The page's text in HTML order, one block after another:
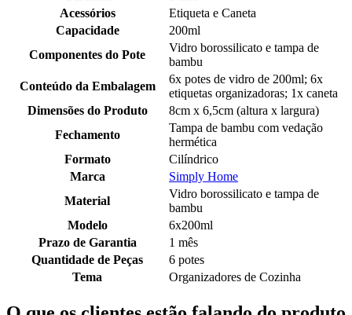
Acessórios
Etiqueta e Caneta
Capacidade
200ml
Componentes do Pote
Vidro borossilicato e tampa de
bambu
Conteúdo da Embalagem
6x potes de vidro de 200ml; 6x
etiquetas organizadoras; 1x caneta
Dimensões do Produto
8cm x 6,5cm (altura x largura)
Fechamento
Tampa de bambu com vedação
hermética
Formato
Cilíndrico
Marca
Simply Home
Material
Vidro borossilicato e tampa de
bambu
Modelo
6x200ml
Prazo de Garantia
1 mês
Quantidade de Peças
6 potes
Tema
Organizadores de Cozinha